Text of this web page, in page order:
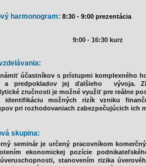
harmonogram: 8:30 - 9:00 prezentácia
9:00 - 16:30 kurz
účastníkov s prístupmi komplexného
a predpokladov jej ďalšieho vývoja.
zručnosti je možné využiť pre reálne
identifikáciu možných rizík vzniku
pri rozhodovaniach zabezpečujúcich ich
skupina:
seminár je určený pracovníkom
ekonomickej pozície
stanovením rizika